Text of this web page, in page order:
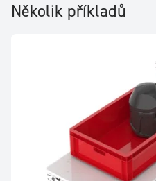
Několik příkladů